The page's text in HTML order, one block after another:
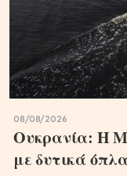
08/08/2026
Ουκρανία: Η
με δυτικά